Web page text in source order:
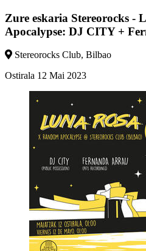
Zure eskaria Stereorocks -
Apocalypse: DJ CITY +
Stereorocks Club, Bilbao
Ostirala 12 Mai 2023